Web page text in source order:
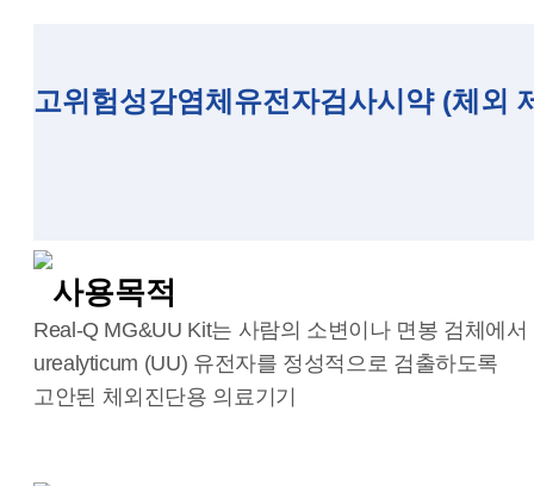
고위험성감염체유전자검사시약 (체외
사용목적
Real-Q MG&UU Kit는 사람의 소변이나 면봉 검체에
urealyticum (UU) 유전자를 정성적으로 검출하도록
고안된 체외진단용 의료기기